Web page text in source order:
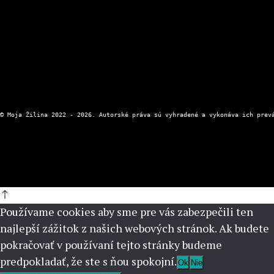
Používame cookies aby sme pre vás zabezpečili ten
najlepší zážitok z našich webových stránok. Ak budete
pokračovať v používaní tejto stránky budeme
predpokladať, že ste s ňou spokojní. Ok Nie